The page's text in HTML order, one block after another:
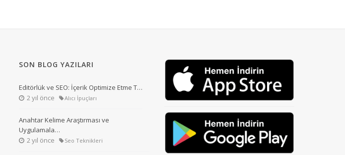
SON BLOG YAZILARI
Editörlük ve SEO: İçerik Optimize Etme T…
2 yıl önce
Alıcı İpuçları
Anahtar Kelime Araştırması ve
Uygulamala…
2 yıl önce
Seo Teknikleri